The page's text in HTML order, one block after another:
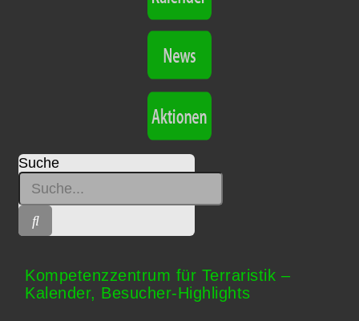
Suche
Kompetenzzentrum für Terraristik –
Kalender, Besucher-Highlights